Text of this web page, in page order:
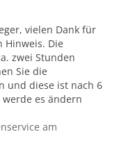
vielen Dank für
Hinweis. Die
zwei Stunden
Sie die
und diese ist nach 6
es ändern
am